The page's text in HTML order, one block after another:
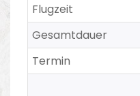
Flugzeit
Gesamtdauer
Termin